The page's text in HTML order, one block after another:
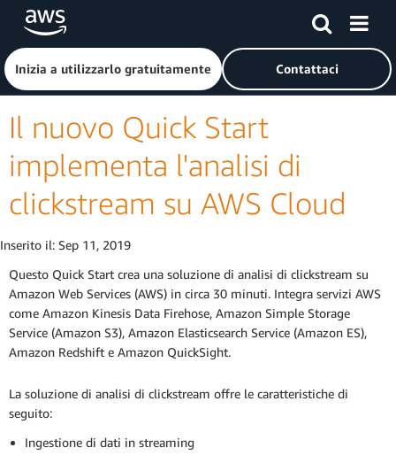
Passa al contenuto principale
Fai clic qui per tornare alla home page di Amazon Web
Inizia a utilizzarlo gratuitamente Contattaci
Il nuovo Quick Start
implementa l'analisi di
clickstream su AWS Cloud
Inserito il: Sep 11, 2019
Questo Quick Start crea una soluzione di analisi di clickstream su
Amazon Web Services (AWS) in circa 30 minuti. Integra servizi AWS
come Amazon Kinesis Data Firehose, Amazon Simple Storage
Service (Amazon S3), Amazon Elasticsearch Service (Amazon ES),
Amazon Redshift e Amazon QuickSight.
La soluzione di analisi di clickstream offre le caratteristiche di
seguito:
Ingestione di dati in streaming